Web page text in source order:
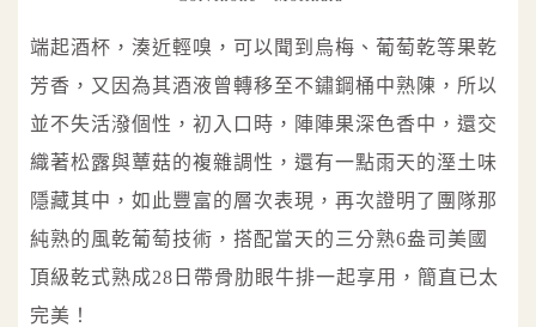
端起酒杯，湊近輕嗅，可以聞到烏梅、葡萄乾等果乾
芳香，又因為其酒液曾轉移至不鏽鋼桶中熟陳，所以
並不失活潑個性，初入口時，陣陣果深色香中，還交
織著松露與蕈菇的複雜調性，還有一點雨天的溼土味
隱藏其中，如此豐富的層次表現，再次證明了團隊那
純熟的風乾葡萄技術，搭配當天的三分熟6盎司美國
頂級乾式熟成28日帶骨肋眼牛排一起享用，簡直已太
完美！